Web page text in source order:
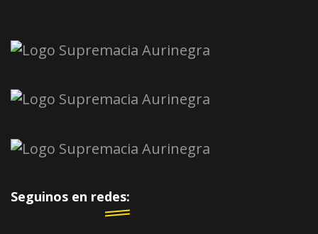
Seguinos en redes: